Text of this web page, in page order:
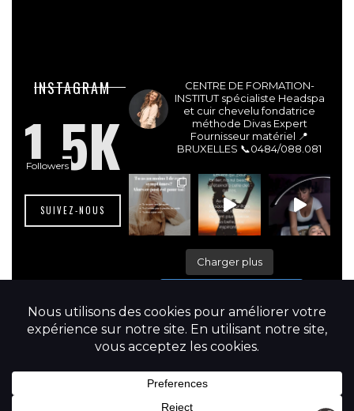
INSTAGRAM
1.5K
Followers
SUIVEZ-NOUS
CENTRE DE FORMATION-
INSTITUT spécialiste Headspa
et cuir chevelu fondatrice
méthode Divas Expert
Fournisseur matériel 📍
BRUXELLES 📞0484/088.081
Charger plus
© 2025 Les Divas